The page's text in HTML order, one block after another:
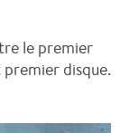
le premier
disque.